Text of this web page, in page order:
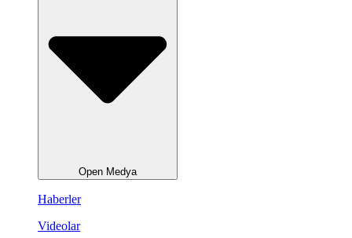
Open Medya
Haberler
Videolar